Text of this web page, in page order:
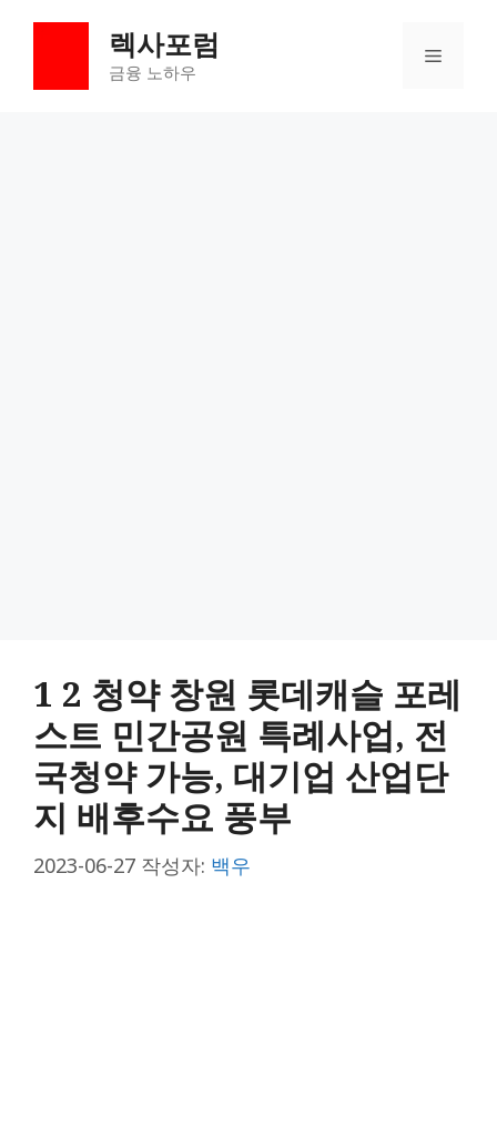
렉사포럼
금융 노하우
메
1 2 청약 창원 롯데캐슬 포레
스트 민간공원 특례사업, 전
국청약 가능, 대기업 산업단
지 배후수요 풍부
2023-06-27 작성자: 백우